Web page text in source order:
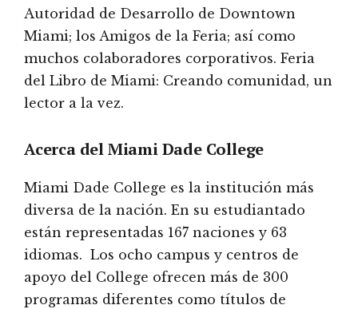
Autoridad de Desarrollo de Downtown
Miami; los Amigos de la Feria; así como
muchos colaboradores corporativos. Feria
del Libro de Miami: Creando comunidad, un
lector a la vez.
Acerca del Miami Dade College
Miami Dade College es la institución más
diversa de la nación. En su estudiantado
están representadas 167 naciones y 63
idiomas. Los ocho campus y centros de
apoyo del College ofrecen más de 300
programas diferentes como títulos de